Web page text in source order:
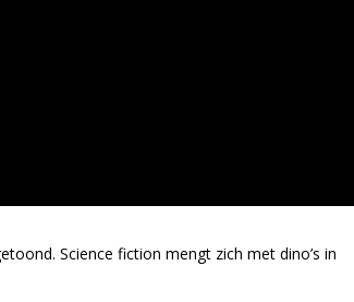
Science fiction mengt zich met dino’s in